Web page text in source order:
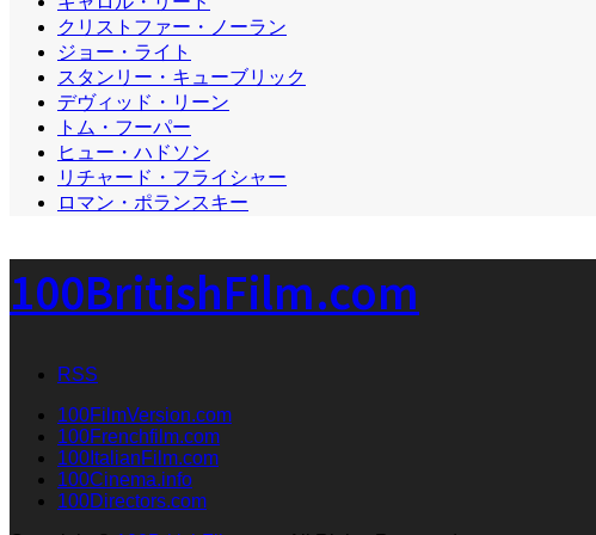
クリストファー・ノーラン
ジョー・ライト
スタンリー・キューブリック
デヴィッド・リーン
トム・フーパー
ヒュー・ハドソン
リチャード・フライシャー
ロマン・ポランスキー
100BritishFilm.com
RSS
100FilmVersion.com
100Frenchfilm.com
100ItalianFilm.com
100Cinema.info
100Directors.com